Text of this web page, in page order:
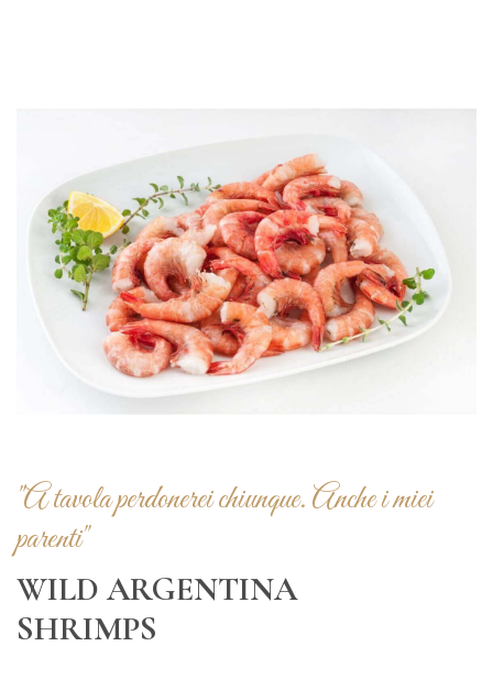
"A tavola perdonerei chiunque. Anche i miei
parenti"
WILD ARGENTINA
SHRIMPS